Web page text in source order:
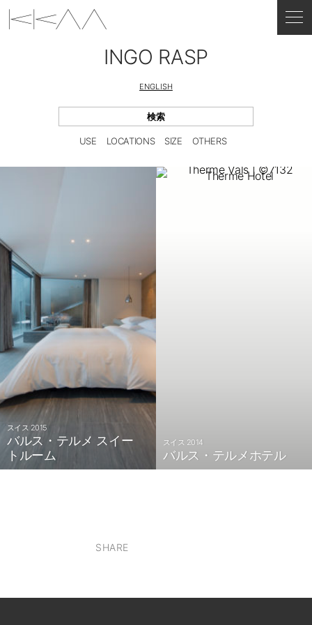
INGO RASP
ENGLISH
USE LOCATIONS SIZE OTHERS
スイス 2015
バルス・テルメ スイー
トルーム
スイス 2014
バルス・テルメホテル
SHARE